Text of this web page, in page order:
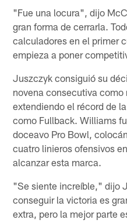
"Fue una locura", dijo
gran forma de cerrarla.
calculadores en el primer
empieza a poner
Juszczyk consiguió su
novena consecutiva como
extendiendo el récord de
como Fullback. Williams
doceavo Pro Bowl,
cuatro linieros ofensivos
alcanzar esta marca.
"Se siente increíble," dijo
conseguir la victoria es
extra, pero la mejor parte